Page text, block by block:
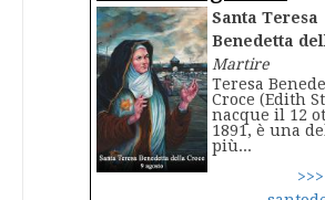
Santa Teresa
Benedetta
Martire
Teresa
Croce (Edith
nacque il 12
1891, è una
più...